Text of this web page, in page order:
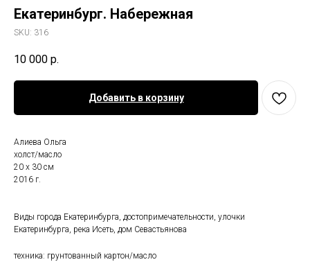
Екатеринбург. Набережная
SKU: 316
10 000 р.
Добавить в корзину
Алиева Ольга
холст/масло
20 х 30 см
2016 г.
Виды города Екатеринбурга, достопримечательности, улочки
Екатеринбурга, река Исеть, дом Севастьянова
техника: грунтованный картон/масло